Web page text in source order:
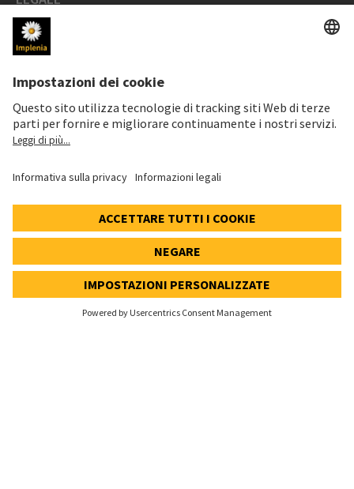
Impronta
Protezione dei dati
Informativa cookie e social media
Impostazioni dei cookie
SWX: Implenia AG
62,30 CHF
0,00 CHF (0,00%)